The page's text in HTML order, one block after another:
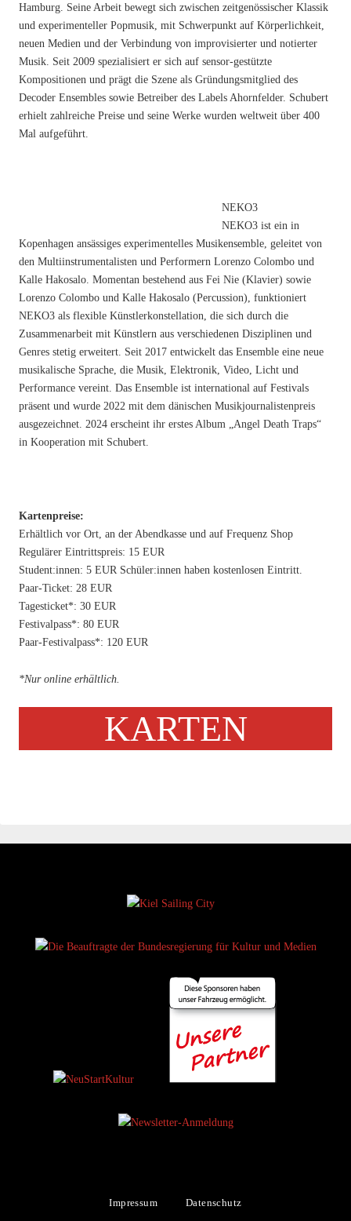
Hamburg. Seine Arbeit bewegt sich zwischen zeitgenössischer Klassik
und experimenteller Popmusik, mit Schwerpunkt auf Körperlichkeit,
neuen Medien und der Verbindung von improvisierter und notierter
Musik. Seit 2009 spezialisiert er sich auf sensor-gestützte
Kompositionen und prägt die Szene als Gründungsmitglied des
Decoder Ensembles sowie Betreiber des Labels Ahornfelder. Schubert
erhielt zahlreiche Preise und seine Werke wurden weltweit über 400
Mal aufgeführt.
NEKO3
NEKO3 ist ein in
Kopenhagen ansässiges experimentelles Musikensemble, geleitet von
den Multiinstrumentalisten und Performern Lorenzo Colombo und
Kalle Hakosalo. Momentan bestehend aus Fei Nie (Klavier) sowie
Lorenzo Colombo und Kalle Hakosalo (Percussion), funktioniert
NEKO3 als flexible Künstlerkonstellation, die sich durch die
Zusammenarbeit mit Künstlern aus verschiedenen Disziplinen und
Genres stetig erweitert. Seit 2017 entwickelt das Ensemble eine neue
musikalische Sprache, die Musik, Elektronik, Video, Licht und
Performance vereint. Das Ensemble ist international auf Festivals
präsent und wurde 2022 mit dem dänischen Musikjournalistenpreis
ausgezeichnet. 2024 erscheint ihr erstes Album „Angel Death Traps“
in Kooperation mit Schubert.
Kartenpreise:
Erhältlich vor Ort, an der Abendkasse und auf Frequenz Shop
Regulärer Eintrittspreis: 15 EUR
Student:innen: 5 EUR Schüler:innen haben kostenlosen Eintritt.
Paar-Ticket: 28 EUR
Tagesticket*: 30 EUR
Festivalpass*: 80 EUR
Paar-Festivalpass*: 120 EUR
*Nur online erhältlich.
KARTEN
Impressum Datenschutz